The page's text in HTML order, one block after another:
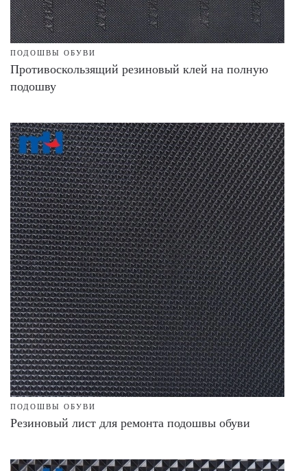
ПОДОШВЫ ОБУВИ
Противоскользящий резиновый клей на полную
подошву
ПОДОШВЫ ОБУВИ
Резиновый лист для ремонта подошвы обуви